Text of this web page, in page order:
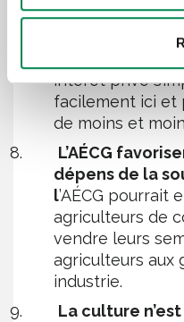
les
aguerries dans
intérêt privé
facilement ici et
de moins et
L’AÉCG
dépens de la
l’AÉCG pourrait
agriculteurs de
vendre leurs
agriculteurs aux
industrie.
La culture